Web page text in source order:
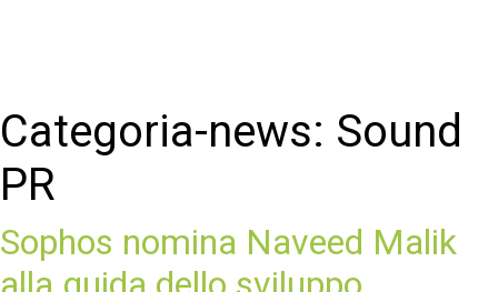
Categoria-news: Sound
PR
Sophos nomina Naveed Malik